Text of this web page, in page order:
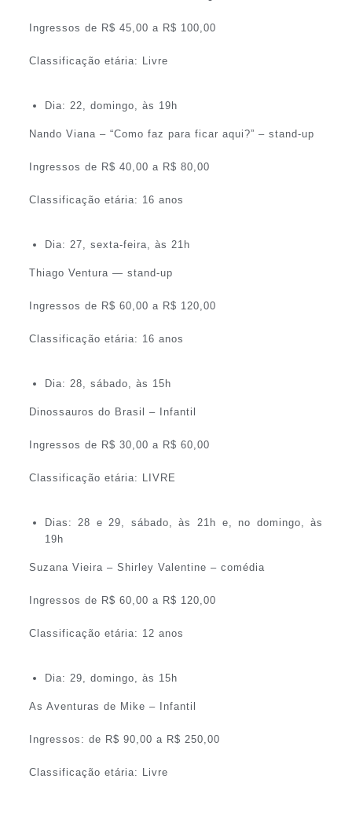
Ingressos de R$ 45,00 a R$ 100,00
Classificação etária: Livre
Dia: 22, domingo, às 19h
Nando Viana – “Como faz para ficar aqui?” – stand-up
Ingressos de R$ 40,00 a R$ 80,00
Classificação etária: 16 anos
Dia: 27, sexta-feira, às 21h
Thiago Ventura — stand-up
Ingressos de R$ 60,00 a R$ 120,00
Classificação etária: 16 anos
Dia: 28, sábado, às 15h
Dinossauros do Brasil – Infantil
Ingressos de R$ 30,00 a R$ 60,00
Classificação etária: LIVRE
Dias: 28 e 29, sábado, às 21h e, no domingo, às
19h
Suzana Vieira – Shirley Valentine – comédia
Ingressos de R$ 60,00 a R$ 120,00
Classificação etária: 12 anos
Dia: 29, domingo, às 15h
As Aventuras de Mike – Infantil
Ingressos: de R$ 90,00 a R$ 250,00
Classificação etária: Livre